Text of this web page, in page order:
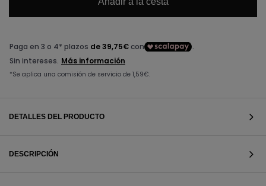
DETALLES DEL PRODUCTO
DESCRIPCIÓN